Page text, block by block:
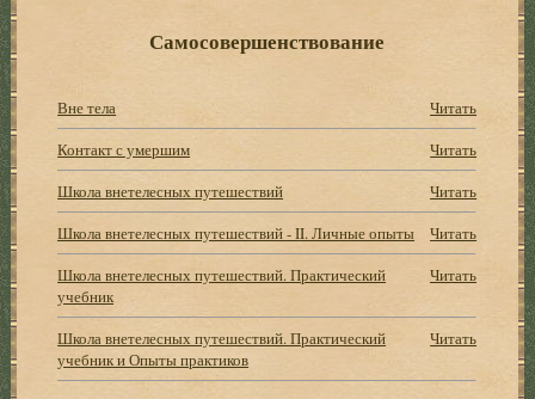
Самосовершенствование
Вне тела
Читать
Контакт с умершим
Читать
Школа внетелесных путешествий
Читать
Школа внетелесных путешествий - II. Личные опыты
Читать
Школа внетелесных путешествий. Практический
учебник
Читать
Школа внетелесных путешествий. Практический
учебник и Опыты практиков
Читать